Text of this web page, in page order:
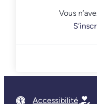
Vous
Accessibilité